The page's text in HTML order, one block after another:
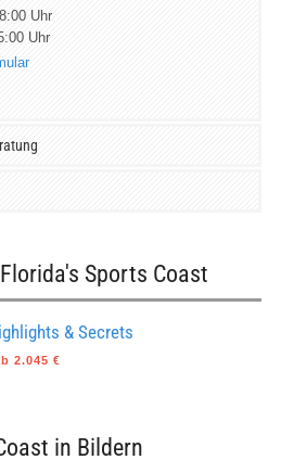
Uhr
Uhr
Sports Coast
& Secrets
2.045 €
in Bildern